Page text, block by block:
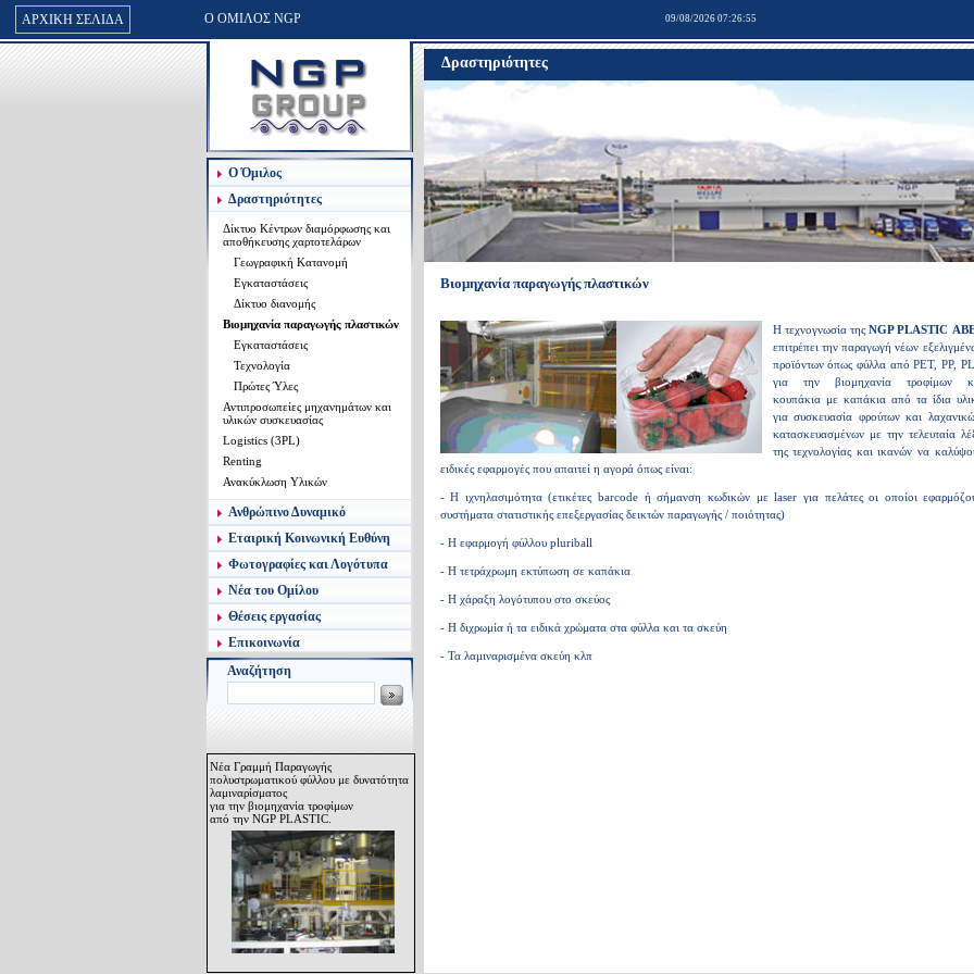
ΑΡΧΙΚΗ ΣΕΛΙΔΑ Ο ΟΜΙΛΟΣ NGP
NGP PLASTIC
NGP GREEN
INFIA HELLAS
09/08/2026 07:26:55
Ο Όμιλος
Δραστηριότητες
Δίκτυο Κέντρων διαμόρφωσης και
αποθήκευσης χαρτοτελάρων
Γεωγραφική Κατανομή
Εγκαταστάσεις
Δίκτυο διανομής
Βιομηχανία παραγωγής πλαστικών
Εγκαταστάσεις
Τεχνολογία
Πρώτες Ύλες
Αντιπροσωπείες μηχανημάτων και
υλικών συσκευασίας
Logistics (3PL)
Renting
Ανακύκλωση Yλικών
Ανθρώπινο Δυναμικό
Εταιρική Κοινωνική Ευθύνη
Φωτογραφίες και Λογότυπα
Νέα του Ομίλου
Θέσεις εργασίας
Επικοινωνία
Αναζήτηση
Νέα Γραμμή Παραγωγής
πολυστρωματικού φύλλου με δυνατότητα
λαμιναρίσματος
για την βιομηχανία τροφίμων
από την NGP PLASTIC.
Δραστηριότητες
Βιομηχανία παραγωγής πλαστικών
Η τεχνογνωσία τηςNGP PLASTIC
επιτρέπει την παραγωγή νέων
προϊόντων όπως φύλλα από PET, PP,
για την βιομηχανία τροφίμων
κουπάκια με καπάκια από τα ίδια
για συσκευασία φρούτων και
κατασκευασμένων με την τελευταία
της τεχνολογίας και ικανών να
ειδικές εφαρμογές που απαιτεί η αγορά όπως είναι:
- Η ιχνηλασιμότητα (ετικέτες barcode ή σήμανση κωδικών με laser για πελάτες οι οποίοι
συστήματα στατιστικής επεξεργασίας δεικτών παραγωγής / ποιότητας)
- Η εφαρμογή φύλλου pluriball
- Η τετράχρωμη εκτύπωση σε καπάκια
- Η χάραξη λογότυπου στο σκεύος
- Η διχρωμία ή τα ειδικά χρώματα στα φύλλα και τα σκεύη
- Τα λαμιναρισμένα σκεύη κλπ